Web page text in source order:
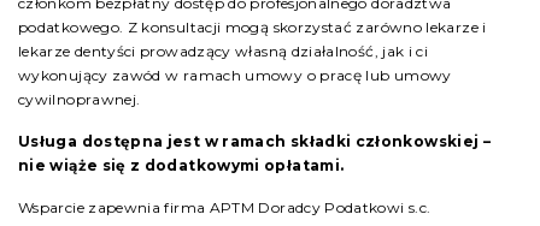
podatkowego. Z konsultacji mogą skorzystać zarówno lekarze i
lekarze dentyści prowadzący własną działalność, jak i ci
wykonujący zawód w ramach umowy o pracę lub umowy
cywilnoprawnej.
Usługa dostępna jest w ramach składki członkowskiej –
nie wiąże się z dodatkowymi opłatami.
Wsparcie zapewnia firma APTM Doradcy Podatkowi s.c.